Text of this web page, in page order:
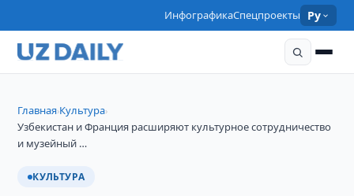
ИнфографикаСпецпроекты Ру
Главная›Культура›
Узбекистан и Франция расширяют культурное сотрудничество
и музейный …
КУЛЬТУРА